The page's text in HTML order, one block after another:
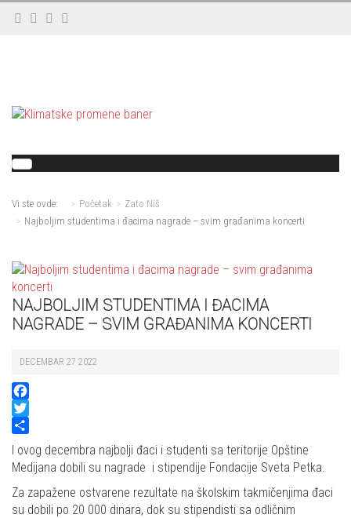
Vi ste ovde: Početak
Zato Niš
Najboljim studentima i đacima nagrade – svim građanima koncerti
NAJBOLJIM STUDENTIMA I ĐACIMA
NAGRADE – SVIM GRAĐANIMA KONCERTI
DECEMBAR 27 2022
Facebook
Twitter
Share
I ovog decembra najbolji đaci i studenti sa teritorije Opštine
Medijana dobili su nagrade i stipendije Fondacije Sveta Petka.
Za zapažene ostvarene rezultate na školskim takmičenjima đaci
su dobili po 20 000 dinara, dok su stipendisti sa odličnim